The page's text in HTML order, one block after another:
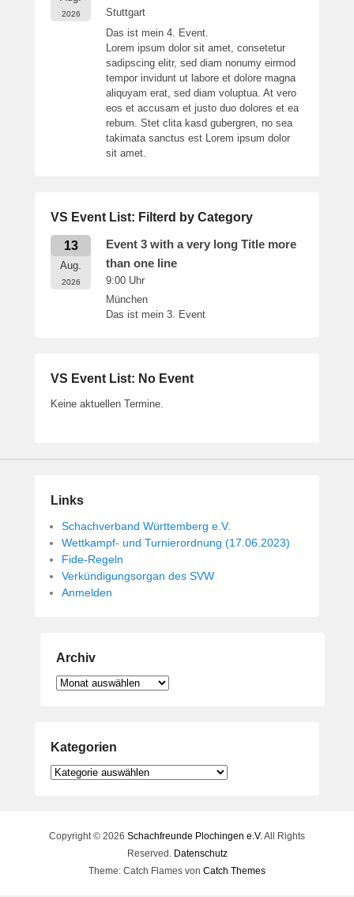
2026
Stuttgart
Das ist mein 4. Event.
Lorem ipsum dolor sit amet, consetetur
sadipscing elitr, sed diam nonumy eirmod
tempor invidunt ut labore et dolore magna
aliquyam erat, sed diam voluptua. At vero
eos et accusam et justo duo dolores et ea
rebum. Stet clita kasd gubergren, no sea
takimata sanctus est Lorem ipsum dolor
sit amet.
VS Event List: Filterd by Category
13
Aug.
2026
Event 3 with a very long Title more
than one line
9:00 Uhr
München
Das ist mein 3. Event
VS Event List: No Event
Keine aktuellen Termine.
Links
Schachverband Württemberg e.V.
Wettkampf- und Turnierordnung (17.06.2023)
Fide-Regeln
Verkündigungsorgan des SVW
Anmelden
Archiv
Archiv
Kategorien
Kategorien
Copyright © 2026 Schachfreunde Plochingen e.V.All Rights
Reserved. Datenschutz
Theme: Catch Flames von Catch Themes